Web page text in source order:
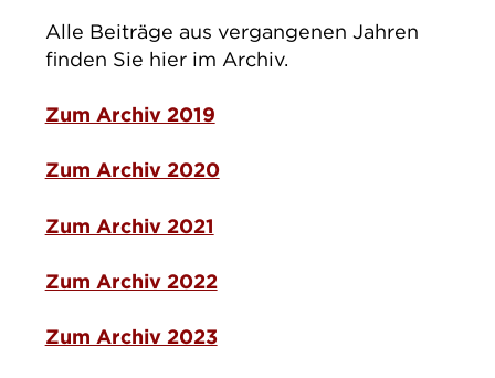
Alle Beiträge aus vergangenen Jahren
finden Sie hier im Archiv.
Zum Archiv 2019
Zum Archiv 2020
Zum Archiv 2021
Zum Archiv 2022
Zum Archiv 2023